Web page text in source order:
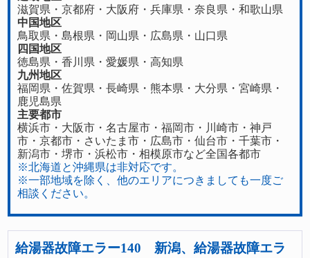
滋賀県 ・京都府 ・ 大阪府 ・兵庫県 ・奈良県 ・和歌山県
中国地区
鳥取県 ・島根県 ・ 岡山県 ・ 広島県 ・ 山口県
四国地区
徳島県 ・香川県・愛媛県 ・高知県
九州地区
福岡県 ・佐賀県 ・長崎県・ 熊本県 ・ 大分県 ・宮崎県 ・
鹿児島県
主要都市
横浜市・大阪市・名古屋市・福岡市・川崎市・神戸
市・京都市・さいたま市・広島市・仙台市・千葉市・
新潟市・堺市・浜松市・相模原市など全国各都市
※北海道と沖縄県は非対応です。
※一部地域を除く、他のエリアにつきましても一度ご
相談ください。
給湯器故障エラー140 新潟、給湯器故障エラ